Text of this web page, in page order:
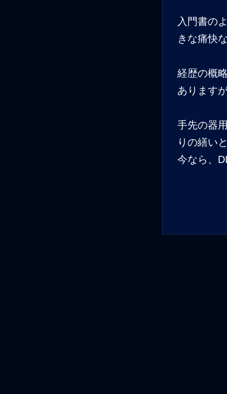
入門書の
きな痛快
経歴の概
あります
手先の器
りの繕い
今なら、